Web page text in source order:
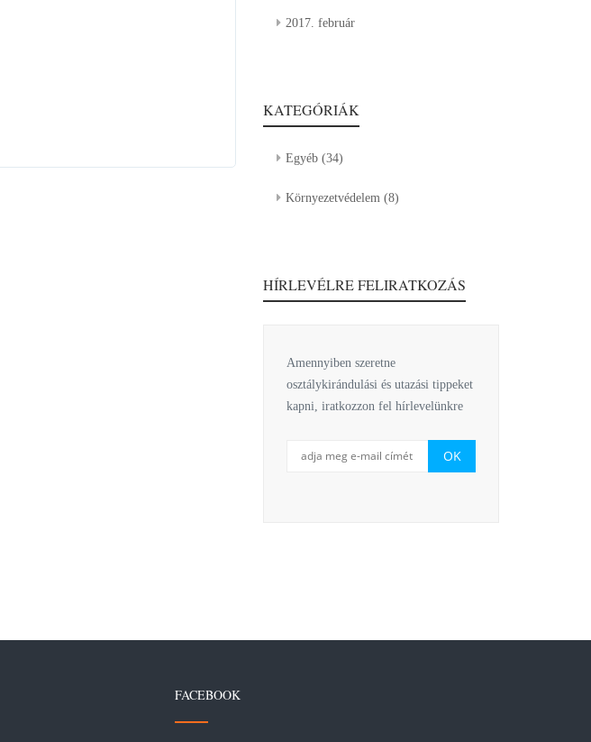
2017. február
KATEGÓRIÁK
Egyéb(34)
Környezetvédelem (8)
HÍRLEVÉLRE FELIRATKOZÁS
Amennyiben szeretne
osztálykirándulási és utazási tippeket
kapni, iratkozzon fel hírlevelünkre
FACEBOOK